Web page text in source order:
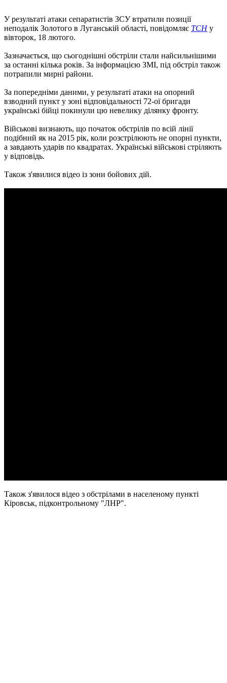
У результаті атаки сепаратистів ЗСУ втратили позиції
неподалік Золотого в Луганській області, повідомляє ТСНу
вівторок, 18 лютого.
Зазначається, що сьогоднішні обстріли стали найсильнішими
за останні кілька років. За інформацією ЗМІ, під обстріл також
потрапили мирні райони.
За попередніми даними, у результаті атаки на опорний
взводний пункт у зоні відповідальності 72-ої бригади
українські бійці покинули цю невелику ділянку фронту.
Військові визнають, що початок обстрілів по всій лінії
подібний як на 2015 рік, коли розстрілюють не опорні пункти,
а завдають ударів по квадратах. Українські військові стріляють
у відповідь.
Також з'явилися відео із зони бойових дій.
Також з'явилося відео з обстрілами в населеному пункті
Кіровськ, підконтрольному "ЛНР".